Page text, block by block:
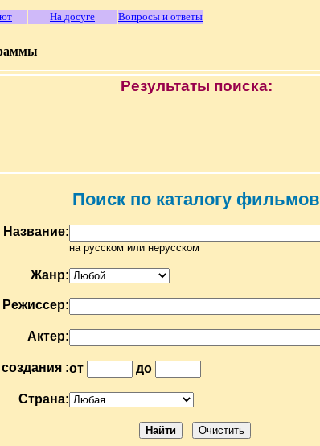
На досуге Вопросы и ответы
Результаты поиска:
Поиск по каталогу фильмов
Название:
на русском или нерусском
Жанр:
Режиссер:
Актер:
создания :от до
Страна: